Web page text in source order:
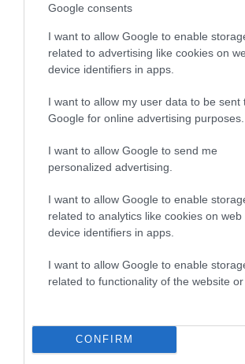
Google consents
I want to allow Google to enable
related to advertising like cookies on
device identifiers in apps.
I want to allow my user data to be sent
Google for online advertising purposes.
I want to allow Google to send me
personalized advertising.
I want to allow Google to enable
related to analytics like cookies on web
device identifiers in apps.
I want to allow Google to enable
related to functionality of the website or
CONFIRM
Megosztás: Facebook Twitter
filmpremier,Chris Evans,
Pedro Pascal